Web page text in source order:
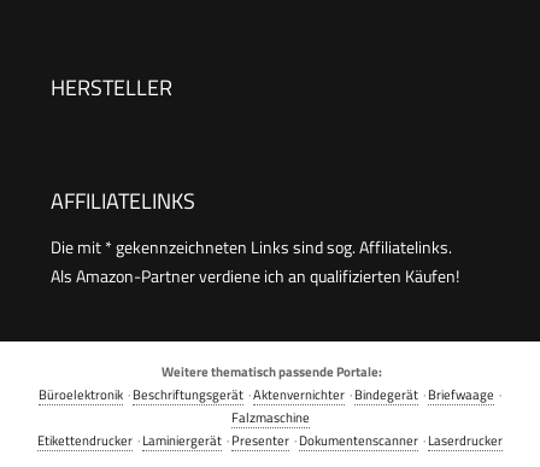
HERSTELLER
AFFILIATELINKS
Die mit * gekennzeichneten Links sind sog. Affiliatelinks.
Als Amazon-Partner verdiene ich an qualifizierten Käufen!
Weitere thematisch passende Portale:
Büroelektronik ·Beschriftungsgerät ·Aktenvernichter ·Bindegerät ·Briefwaage ·
Falzmaschine
Etikettendrucker ·Laminiergerät ·Presenter ·Dokumentenscanner ·Laserdrucker